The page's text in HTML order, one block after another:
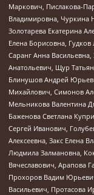
Маркович, Пислакова-
Владимировна, Чуркина
Золотарева Екатерина
Елена Борисовна,
Саранг Анна
Анатольевич, Щур
Блинушов Андрей
Михайлович, Симонов
Мельникова Валентина
Баженова Светлана
Сергей Иванович,
Алексеевна, Закс Елена
Людмила Залмановна,
Вячеславович, Арапова
Прохоров Вадим
Васильевич, Протасова